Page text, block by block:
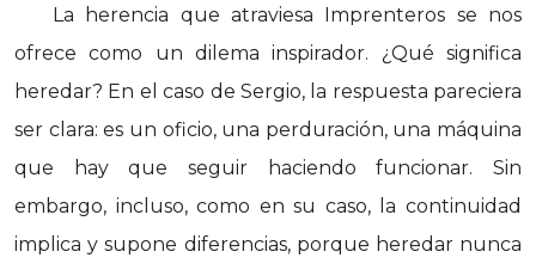
La herencia que atraviesa Imprenteros se nos
ofrece como un dilema inspirador. ¿Qué significa
heredar? En el caso de Sergio, la respuesta pareciera
ser clara: es un oficio, una perduración, una máquina
que hay que seguir haciendo funcionar. Sin
embargo, incluso, como en su caso, la continuidad
implica y supone diferencias, porque heredar nunca